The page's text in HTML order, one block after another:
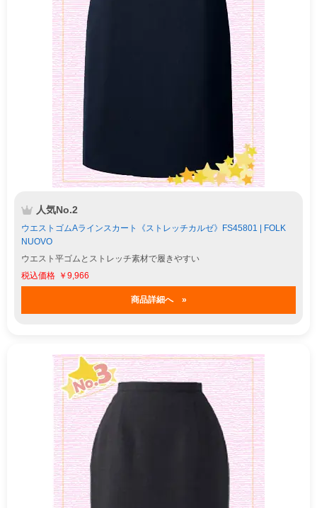
人気No.2
ウエストゴムAラインスカート《ストレッチカルゼ》FS45801 | FOLK
NUOVO
ウエスト平ゴムとストレッチ素材で履きやすい
￥9,966
商品詳細へ »